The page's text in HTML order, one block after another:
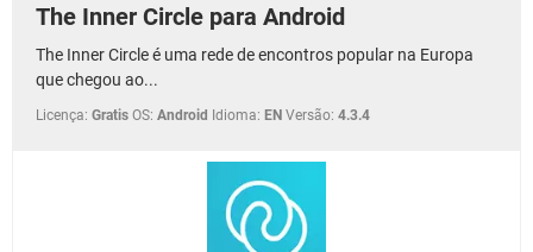
The Inner Circle para Android
The Inner Circle é uma rede de encontros popular na Europa
que chegou ao...
Licença: Gratis OS: Android Idioma: EN Versão: 4.3.4